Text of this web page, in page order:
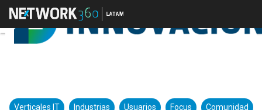
Verticales IT Industrias Usuarios Focus Comunidad